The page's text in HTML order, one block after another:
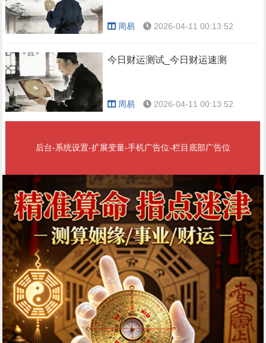
周易 2026-04-11 00:13:52
今日财运测试_今日财运速测
周易 2026-04-11 00:13:52
后台-系统设置-扩展变量-手机广告位-栏目底部广告位